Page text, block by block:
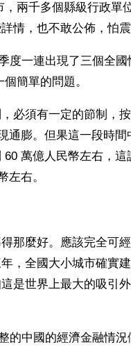
兩千多個縣級行政單
情，也不敢公佈，怕震
度一連出現了三個全國
簡單的問題。
必須有一定的節制，
通膨。但果這一段時
萬億人民幣左右，這
左右。
那麼好。應該完全可
，全國大小城市確實
是世界上最大的吸引
的中國的經濟金融情